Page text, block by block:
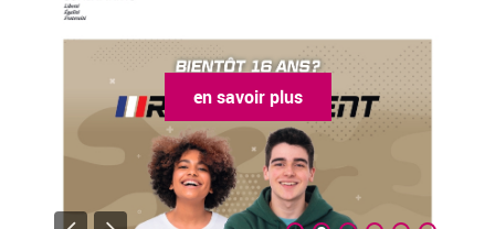
en savoir plus